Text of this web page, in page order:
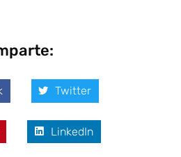
Twitter
LinkedIn